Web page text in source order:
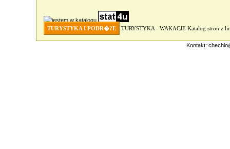
TURYSTYKA I PODR�?E TURYSTYKA - WAKACJE Katalog stron z
Kontakt: